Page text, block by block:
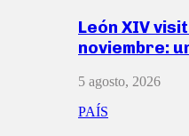
León XIV
noviembre:
5 agosto, 2026
PAÍS